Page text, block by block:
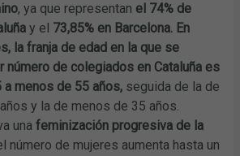
, ya que representan el 74% de
y el 73,85% en Barcelona. En
la franja de edad en la que se
número de colegiados en Cataluña es
a menos de 55 años, seguida de la de
y la de menos de 35 años.
una feminización progresiva de la
número de mujeres aumenta hasta un